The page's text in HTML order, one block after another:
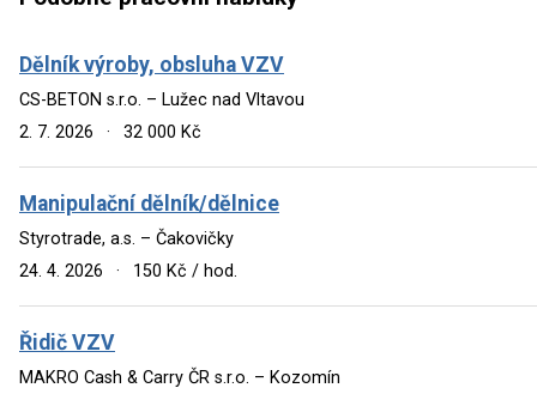
Dělník výroby, obsluha VZV
CS-BETON s.r.o. – Lužec nad Vltavou
2. 7. 2026
· 32 000 Kč
Manipulační dělník/dělnice
Styrotrade, a.s. – Čakovičky
24. 4. 2026
· 150 Kč / hod.
Řidič VZV
MAKRO Cash & Carry ČR s.r.o. – Kozomín